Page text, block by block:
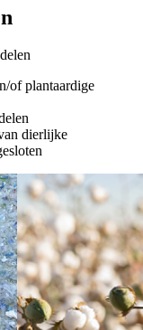
of plantaardige
dierlijke